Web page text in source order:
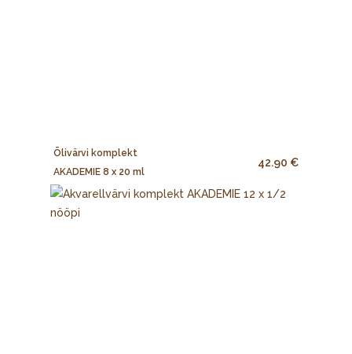
Õlivärvi komplekt
AKADEMIE 8 x 20 ml
42.90 €